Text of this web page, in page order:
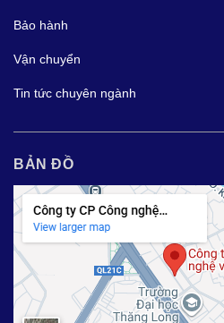
Bảo hành
Vận chuyển
Tin tức chuyên ngành
BẢN ĐỒ